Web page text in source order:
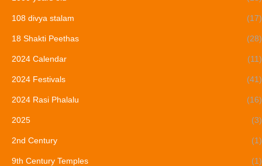
108 divya stalam (17)
18 Shakti Peethas (28)
2024 Calendar (11)
2024 Festivals (41)
2024 Rasi Phalalu (16)
2025 (3)
2nd Century (1)
9th Century Temples (1)